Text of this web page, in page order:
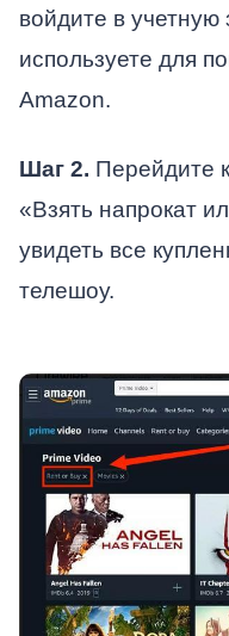
войдите в учетную
используете для
Amazon.
Шаг 2. Перейдите
«Взять напрокат
увидеть все
телешоу.